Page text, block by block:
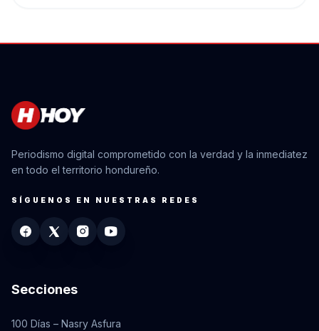
Periodismo digital comprometido con la verdad y la inmediatez
en todo el territorio hondureño.
SÍGUENOS EN NUESTRAS REDES
Secciones
100 Días – Nasry Asfura